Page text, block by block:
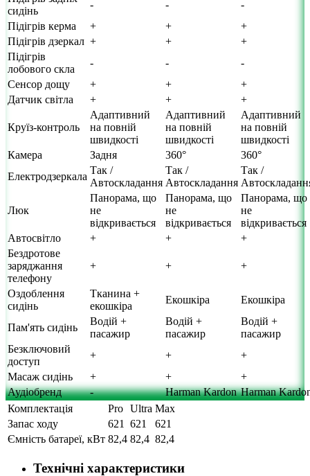
сидінь
- -
-
Підігрів керма
+ +
+
Підігрів дзеркал + +
+
Підігрів
лобового скла
- -
-
Сенсор дощу
+ +
+
Датчик світла
+ + +
Круїз-контроль
Адаптивний
на повній
швидкості
Адаптивний
на повній
швидкості
Адаптивний
на повній
швидкості
Камера
Задня 360°
360°
Електродзеркала
Так /
Автоскладання
Так /
Автоскладання
Так /
Люк
Панорама, що
не
відкривається
Панорама, що
не
відкривається
Панорама, що
не
відкривається
Автосвітло
+ +
+
Бездротове
заряджання
телефону
+ + +
Оздоблення
сидінь
Тканина +
екошкіра
Екошкіра Екошкіра
Пам'ять сидінь
Водій +
пасажир
Водій +
пасажир
Водій +
пасажир
Безключовий
доступ
+ +
+
Масаж сидінь
+ +
+
Аудіобренд
- Harman Kardon Harman
Комплектація
Pro Ultra Max
Запас ходу
621 621
621
Ємність батареї, кВт 82,4 82,4 82,4
Технічні характеристики